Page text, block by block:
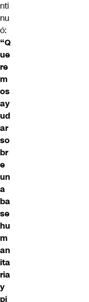
nti
nu
ó:
“Q
ue
re
m
os
ay
ud
ar
so
br
e
un
a
ba
se
hu
m
an
ita
ria
y
pi